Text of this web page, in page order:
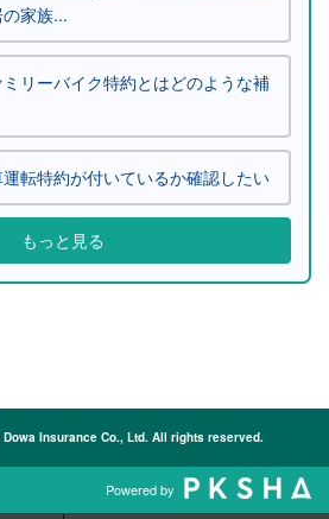
家族...
ミリーバイク特約とはどのような補
運転特約が付いているか確認したい
もっと見る
Insurance Co., Ltd. All rights reserved.
Powered by